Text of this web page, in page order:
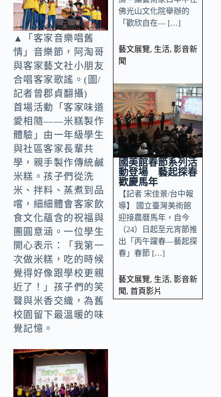
▲「客家音樂唱舊
情」音樂節，阿淘哥
與客家藝文社小朋友
合唱客家歌謠。(圖/
記者曾郡貞翻攝)
首場活動「客家味道
愛相隨——米糕製作
體驗」由一年級學生
與社區客家長輩共
學，親手製作傳統鹹
米糕。孩子們從洗
米、拌料、蒸煮到品
嚐，細細體會客家飲
食文化蘊含的祝福與
團圓意涵。一位學生
開心表示：「我第一
次做米糕，吃的時候
覺得好像跟學校更親
近了！」孩子們的笑
聲與米香交織，為舊
校園留下最溫暖的味
覺記憶。
佛光山文化院舉辦的
「歡欣自在— […]
藝文展覽, 生活, 影音新
聞
國美館春節系列活
動登場 藝起探春
歡慶馬年
【記者 宋佳景/台中報
導】 國立臺灣美術館
迎接農曆馬年，自今
（24）日起至元宵節推
出「丙午躍春—藝起探
春」春節 […]
藝文展覽, 生活, 影音新
聞, 首頁影片